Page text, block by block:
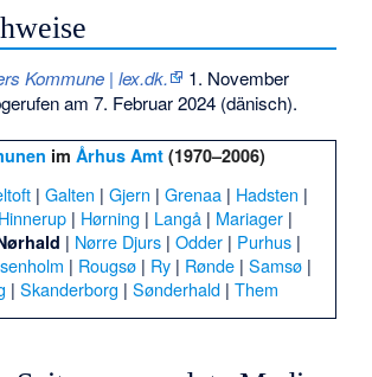
Kommune | lex.dk.
1. November
am 7. Februar 2024 (dänisch).
im Århus Amt (1970–2006)
|Galten |Gjern |Grenaa | Hadsten |
Hinnerup| Hørning | Langå| Mariager|
| Nørre Djurs| Odder| Purhus|
| Rougsø | Ry | Rønde |Samsø |
| Skanderborg | Sønderhald| Them